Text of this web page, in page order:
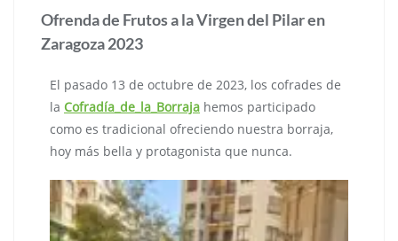
Ofrenda de Frutos a la Virgen del Pilar en
Zaragoza 2023
El pasado 13 de octubre de 2023, los cofrades de
la Cofradía_de_la_Borraja hemos participado
como es tradicional ofreciendo nuestra borraja,
hoy más bella y protagonista que nunca.